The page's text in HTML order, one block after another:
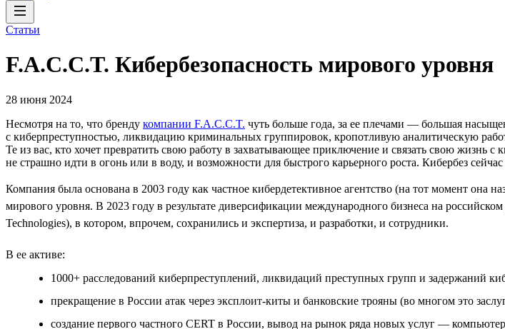
Статьи
F.A.C.C.T. Кибербезопасность мирового уровня
28 июня 2024
Несмотря на то, что бренду компании F.A.C.C.T. чуть больше года, за ее плечами — большая
с киберпреступностью, ликвидацию криминальных группировок, кропотливую аналитическую
Те из вас, кто хочет превратить свою работу в захватывающее приключение и связать свою жизнь
не страшно идти в огонь или в воду, и возможности для быстрого карьерного роста. Кибербез
Компания была основана в 2003 году как частное кибердетективное агентство (на тот момент она
мирового уровня. В 2023 году в результате диверсификации международного бизнеса на
Technologies), в котором, впрочем, сохранились и экспертиза, и разработки, и сотрудники.
В ее активе:
1000+ расследований киберпреступлений, ликвидаций преступных групп и задержаний
прекращение в России атак через эксплоит-киты и банковские трояны (во многом это
создание первого частного СERT в России, вывод на рынок ряда новых услуг —